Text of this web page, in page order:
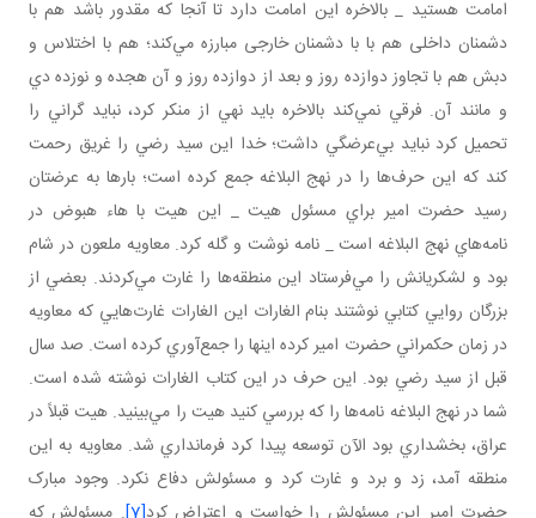
امامت هستيد _ بالاخره اين امامت دارد تا آنجا که مقدور باشد هم با
دشمنان داخلی هم با با دشمنان خارجی مبارزه مي‌کند؛ هم با اختلاس و
دبش هم با تجاوز دوازده روز و بعد از دوازده روز و آن هجده و نوزده دي
و مانند آن. فرقي نمي‌کند بالاخره بايد نهي از منکر کرد، نبايد گراني را
تحميل کرد نبايد بي‌عرضگي داشت؛ خدا اين سيد رضي را غريق رحمت
کند که اين حرف‌ها را در نهج البلاغه جمع کرده است؛ بارها به عرضتان
رسيد حضرت امير براي مسئول هيت _ اين هيت با هاء هبوض در
نامه‌هاي نهج البلاغه است _ نامه نوشت و گله کرد. معاويه ملعون در شام
بود و لشکريانش را مي‌فرستاد اين منطقه‌ها را غارت مي‌کردند. بعضي از
بزرگان روايي کتابي نوشتند بنام الغارات اين الغارات غارت‌هايي که معاويه
در زمان حکمراني حضرت امير کرده اينها را جمع‌آوري کرده است. صد سال
قبل از سيد رضي بود. اين حرف در اين کتاب الغارات نوشته شده است.
شما در نهج البلاغه نامه‌ها را که بررسي کنيد هيت را مي‌بينيد. هيت قبلاً در
عراق، بخشداري بود الآن توسعه پيدا کرد فرمانداري شد. معاويه به اين
منطقه آمد، زد و برد و غارت کرد و مسئولش دفاع نکرد. وجود مبارک